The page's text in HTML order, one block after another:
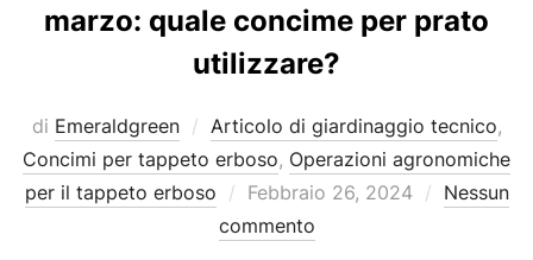
marzo: quale concime per prato
utilizzare?
di Emeraldgreen Articolo di giardinaggio tecnico,
Concimi per tappeto erboso, Operazioni agronomiche
per il tappeto erboso
Pubblicato
il
Febbraio 26, 2024
Nessun
commento